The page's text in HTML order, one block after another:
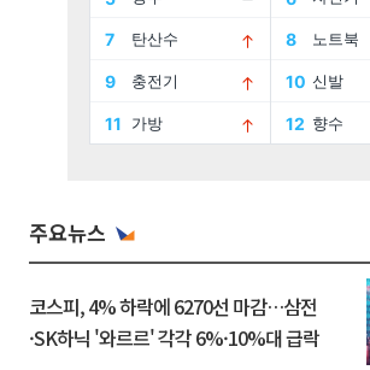
주요뉴스
코스피, 4% 하락에 6270선 마감…삼전
·SK하닉 '와르르' 각각 6%·10%대 급락